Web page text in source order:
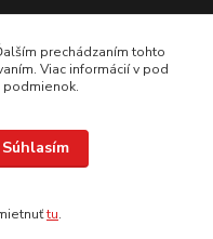
všetky práva vyhradené..
prechádzaním tohto
Viac informácií v pod
podmienok.
Súhlasím
tu.